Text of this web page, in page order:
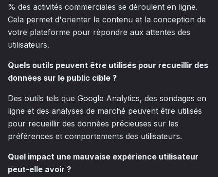
% des activités commerciales se déroulent en ligne.
Cela permet d'orienter le contenu et la conception de
votre plateforme pour répondre aux attentes des
utilisateurs.
Quels outils peuvent être utilisés pour recueillir des
données sur le public cible ?
Des outils tels que Google Analytics, des sondages en
ligne et des analyses de marché peuvent être utilisés
pour recueillir des données précieuses sur les
préférences et comportements des utilisateurs.
Quel impact une mauvaise expérience utilisateur
peut-elle avoir ?